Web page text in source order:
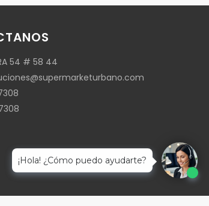
54 # 58 44
¡Hola! ¿Cómo puedo ayudarte?